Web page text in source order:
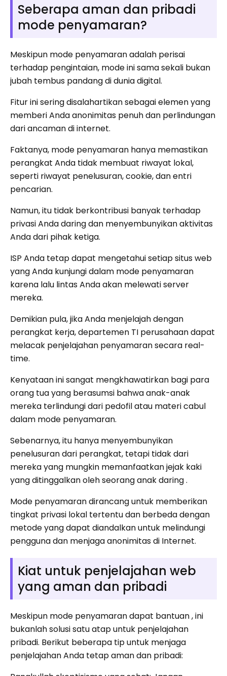
Seberapa aman dan pribadi
mode penyamaran?
Meskipun mode penyamaran adalah perisai
terhadap pengintaian, mode ini sama sekali bukan
jubah tembus pandang di dunia digital.
Fitur ini sering disalahartikan sebagai elemen yang
memberi Anda anonimitas penuh dan perlindungan
dari ancaman di internet.
Faktanya, mode penyamaran hanya memastikan
perangkat Anda tidak membuat riwayat lokal,
seperti riwayat penelusuran, cookie, dan entri
pencarian.
Namun, itu tidak berkontribusi banyak terhadap
privasi Anda daring dan menyembunyikan aktivitas
Anda dari pihak ketiga.
ISP Anda tetap dapat mengetahui setiap situs web
yang Anda kunjungi dalam mode penyamaran
karena lalu lintas Anda akan melewati server
mereka.
Demikian pula, jika Anda menjelajah dengan
perangkat kerja, departemen TI perusahaan dapat
melacak penjelajahan penyamaran secara real-
time.
Kenyataan ini sangat mengkhawatirkan bagi para
orang tua yang berasumsi bahwa anak-anak
mereka terlindungi dari pedofil atau materi cabul
dalam mode penyamaran.
Sebenarnya, itu hanya menyembunyikan
penelusuran dari perangkat, tetapi tidak dari
mereka yang mungkin memanfaatkan jejak kaki
yang ditinggalkan oleh seorang anak daring .
Mode penyamaran dirancang untuk memberikan
tingkat privasi lokal tertentu dan berbeda dengan
metode yang dapat diandalkan untuk melindungi
pengguna dan menjaga anonimitas di Internet.
Kiat untuk penjelajahan web
yang aman dan pribadi
Meskipun mode penyamaran dapat bantuan , ini
bukanlah solusi satu atap untuk penjelajahan
pribadi. Berikut beberapa tip untuk menjaga
penjelajahan Anda tetap aman dan pribadi: